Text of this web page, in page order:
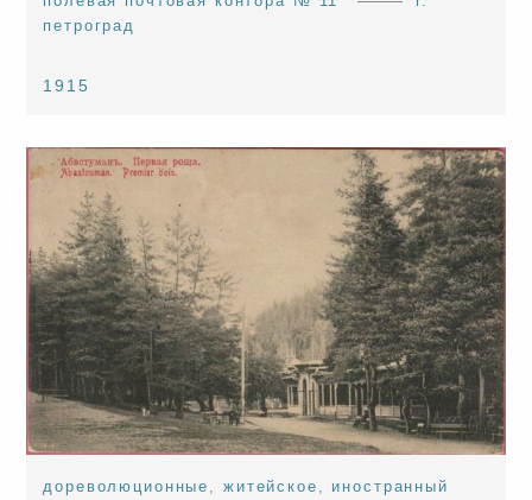
петроград
1915
дореволюционные житейское
иностранный